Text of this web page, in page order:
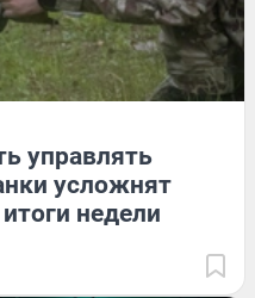
управлять
усложнят
недели